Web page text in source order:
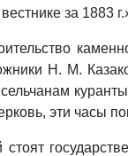
за 1883
Н. М.
эти часы